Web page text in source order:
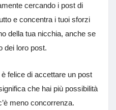
cercando i post di
e concentra i tuoi sforzi
della tua nicchia, anche se
dei loro post.
felice di accettare un post
che hai più possibilità
meno concorrenza.